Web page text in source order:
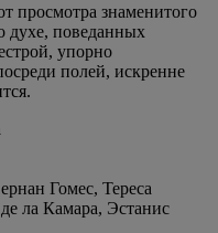
просмотра знаменитого
духе, поведанных
упорно
полей, искренне
Гомес, Тереса
ла Камара, Эстанис